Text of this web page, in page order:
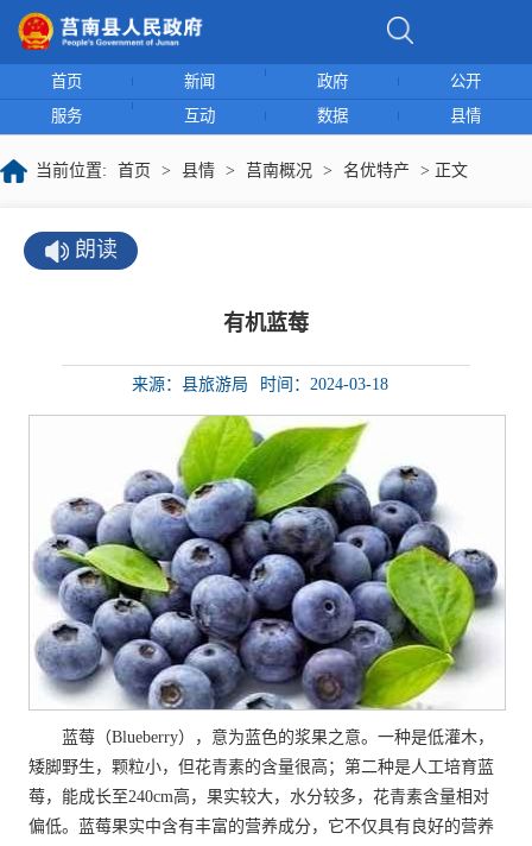
首页 新闻 政府
公开
服务
互动 数据 县情
当前位置: 首页 > 县情 > 莒南概况 > 名优特产 > 正文
朗读
有机蓝莓
来源：县旅游局 时间：2024-03-18
蓝莓（Blueberry），意为蓝色的浆果之意。一种是低灌木，
矮脚野生，颗粒小，但花青素的含量很高；第二种是人工培育蓝
莓，能成长至240cm高，果实较大，水分较多，花青素含量相对
偏低。蓝莓果实中含有丰富的营养成分，它不仅具有良好的营养